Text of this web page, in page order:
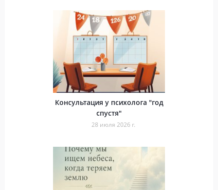
Консультация у психолога "год
спустя"
28 июля 2026 г.